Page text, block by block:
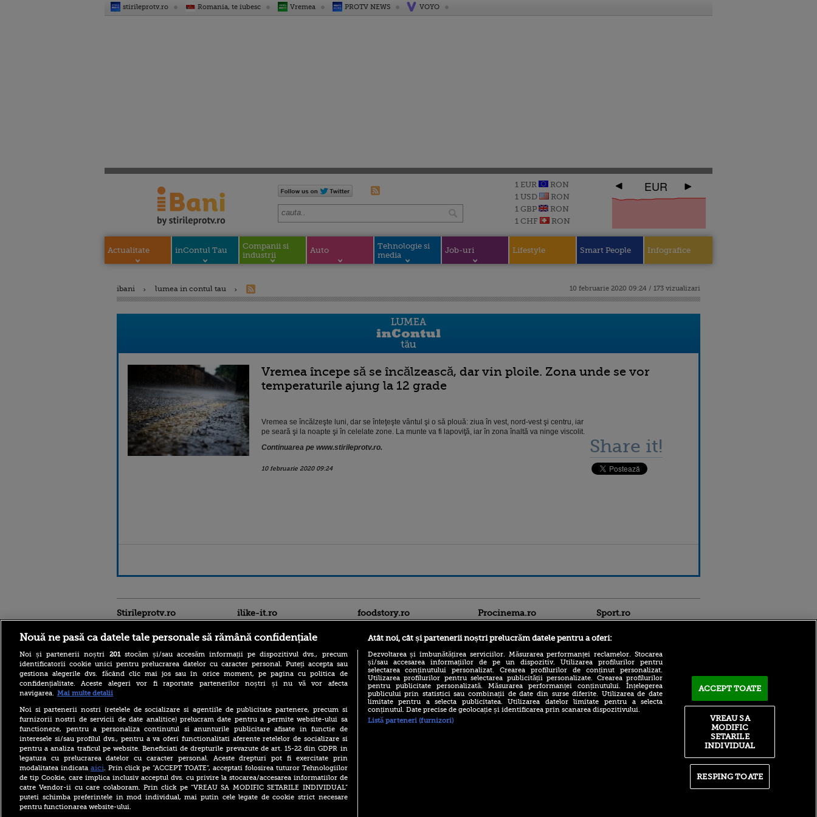
stirileprotv.ro Romania, te iubesc Vremea PROTV NEWS VOYO
1 EUR
RON
1 USD
RON
1 GBP
RON
1 CHF
RON
EUR
Actualitate inContul Tau
Companii si
industrii
Auto
Tehnologie si
media
Job-uri Lifestyle Smart People Infografice
ibani lumea in contul tau 10 februarie 2020 09:24 / 173 vizualizari
Vremea începe să se încălzească, dar vin ploile. Zona unde se vor
temperaturile ajung la 12 grade
Vremea se încălzeşte luni, dar se înteţeşte vântul şi o să plouă: ziua în vest, nord-vest şi centru, iar
pe seară şi la noapte şi în celelate zone. La munte va fi lapoviţă, iar în zona înaltă va ninge viscolit.
Continuarea pe www.stirileprotv.ro.
10 februarie 2020 09:24
Share it!
Stirileprotv.ro
sistem hidraulic de 4.500
ani ar conține secretul
construirii piramidelor
Reacția Rusiei după ce o
dronă explozivă a paralizat
aeroportul din Leipzig: „O
provocare complet
fabricată”
Cea mai bună țară în care să
te muți în 2026 este din
Europa. Cum arată top 10
ilike-it.ro foodstory.ro
(P) Descoperă Lumea
Evenimentelor din România
cu Transilvania Events!
Procinema.ro
Nikolaj Coster-Waldau din
Urzeala Tronurilor și
Sport.ro
Adrian Mihalcea a
confirmat noul transfer la
UTA după remiza cu Rapid!
EXPLODAT la conferință și
s-a luat la ceartă cu oamenii
Nouă ne pasă ca datele tale personale să rămână confidențiale
Noi și partenerii noștri 201stocăm și/sau accesăm informații pe dispozitivul dvs., precum
identificatorii cookie unici pentru prelucrarea datelor cu caracter personal. Puteți accepta sau
gestiona alegerile dvs. făcând clic mai jos sau în orice moment, pe pagina cu politica de
confidențialitate. Aceste alegeri vor fi raportate partenerilor noștri și nu vă vor afecta
navigarea. Mai multe detalii
Noi si partenerii nostri (retelele de socializare si agentiile de publicitate partenere, precum si
furnizorii nostri de servicii de date analitice) prelucram date pentru a permite website-ului sa
functioneze, pentru a personaliza continutul si anunturile publicitare afisate in functie de
interesele si/sau profilul dvs., pentru a va oferi functionalitati aferente retelelor de socializare si
pentru a analiza traficul pe website. Beneficiati de drepturile prevazute de art. 15-22 din GDPR in
legatura cu prelucrarea datelor cu caracter personal. Aceste drepturi pot fi exercitate prin
modalitatea indicata aici. Prin click pe “ACCEPT TOATE”, acceptati folosirea tuturor Tehnologiilor
de tip Cookie, care implica inclusiv acceptul dvs. cu privire la stocarea/accesarea informatiilor de
catre Vendor-ii cu care colaboram. Prin click pe “VREAU SA MODIFIC SETARILE INDIVIDUAL”
puteti schimba preferintele in mod individual, mai putin cele legate de cookie strict necesare
pentru functionarea website-ului.
Atât noi, cât și partenerii noștri prelucrăm datele pentru a oferi:
Dezvoltarea și îmbunătățirea serviciilor. Măsurarea performanței reclamelor. Stocarea
și/sau accesarea informațiilor de pe un dispozitiv. Utilizarea profilurilor pentru
selectarea conținutului personalizat. Crearea profilurilor de conținut personalizat.
Utilizarea profilurilor pentru selectarea publicității personalizate. Crearea profilurilor
pentru publicitate personalizată. Măsurarea performanței conținutului. Înțelegerea
publicului prin statistici sau combinații de date din surse diferite. Utilizarea de date
limitate pentru a selecta publicitatea. Utilizarea datelor limitate pentru a selecta
conținutul. Date precise de geolocație și identificarea prin scanarea dispozitivului.
Listă parteneri (furnizori)
ACCEPT TOATE
RESPING TOATE
VREAU SA
MODIFIC
SETARILE
INDIVIDUAL